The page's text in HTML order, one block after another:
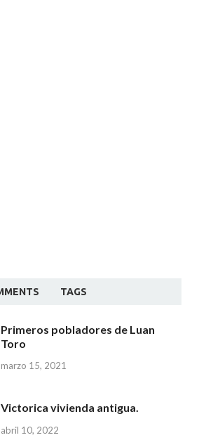
TAGS
Primeros pobladores de Luan
Toro
marzo 15, 2021
Victorica vivienda antigua.
abril 10, 2022